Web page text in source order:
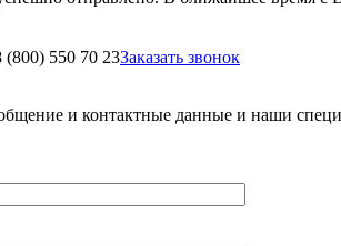
(800) 550 70 23Заказать звонок
и контактные данные и наши